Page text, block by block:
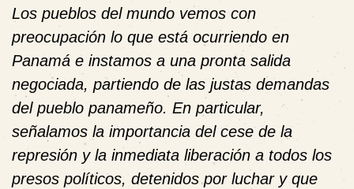
Los pueblos del mundo vemos con
preocupación lo que está ocurriendo en
Panamá e instamos a una pronta salida
negociada, partiendo de las justas demandas
del pueblo panameño. En particular,
señalamos la importancia del cese de la
represión y la inmediata liberación a todos los
presos políticos, detenidos por luchar y que